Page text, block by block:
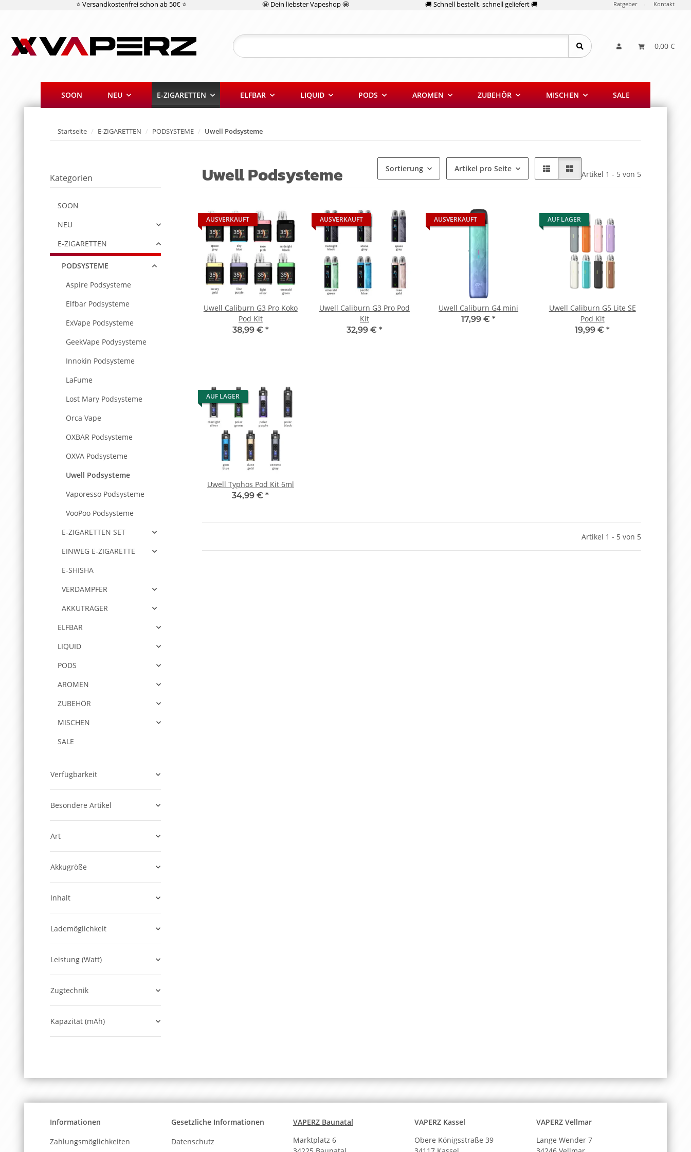
Ratgeber Kontakt
⭐ Versandkostenfrei schon ab 50€ ⭐ 🤩 Dein liebster Vapeshop 🤩 🚚 Schnell bestellt, schnell geliefert 🚚
0,00 €
SOON NEU E-ZIGARETTEN ELFBAR LIQUID PODS AROMEN ZUBEHÖR MISCHEN SALE
Startseite E-ZIGARETTEN PODSYSTEME Uwell Podsysteme
Uwell Podsysteme Sortierung Artikel pro Seite
Artikel 1 - 5 von 5
AUSVERKAUFT
Uwell Caliburn G3 Pro Koko
Pod Kit
38,99 € *
AUSVERKAUFT
Uwell Caliburn G3 Pro Pod
Kit
32,99 € *
AUSVERKAUFT
Uwell Caliburn G4 mini
17,99 €*
AUF LAGER
Uwell Caliburn G5 Lite SE
Pod Kit
19,99 €*
AUF LAGER
Uwell Typhos Pod Kit 6ml
34,99 €*
Artikel 1 - 5 von 5
Kategorien
SOON
NEU
E-ZIGARETTEN
PODSYSTEME
Aspire Podsysteme
Elfbar Podsysteme
ExVape Podsysteme
GeekVape Podysysteme
Innokin Podsysteme
LaFume
Lost Mary Podsysteme
Orca Vape
OXBAR Podsysteme
OXVA Podsysteme
Uwell Podsysteme
Vaporesso Podsysteme
VooPoo Podsysteme
E-ZIGARETTEN SET
EINWEG E-ZIGARETTE
E-SHISHA
VERDAMPFER
AKKUTRÄGER
ELFBAR
LIQUID
PODS
AROMEN
ZUBEHÖR
MISCHEN
SALE
Verfügbarkeit
Besondere Artikel
Art
Akkugröße
Inhalt
Lademöglichkeit
Leistung (Watt)
Zugtechnik
Kapazität (mAh)
Informationen
Zahlungsmöglichkeiten
Gesetzliche Informationen
Datenschutz
VAPERZ Baunatal
Marktplatz 6
VAPERZ Kassel
Obere Königsstraße 39
VAPERZ Vellmar
Lange Wender 7